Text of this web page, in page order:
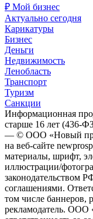
₽ Мой бизнес
Актуально сегодня
Карикатуры
Бизнес
Деньги
Недвижимость
Ленобласть
Транспорт
Туризм
Санкции
Информационная
старше 16 лет (436-
— © ООО «Новый
на веб-сайте
материалы, шрифт,
иллюстрации/
законодательством
соглашениями.
том числе баннеров,
рекламодатель. ООО